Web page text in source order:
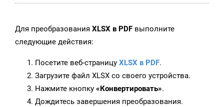
Для преобразования XLSX в PDF выполните
следующие действия:
Посетите веб-страницу XLSX в PDF.
Загрузите файл XLSX со своего устройства.
Нажмите кнопку «Конвертировать».
Дождитесь завершения преобразования.